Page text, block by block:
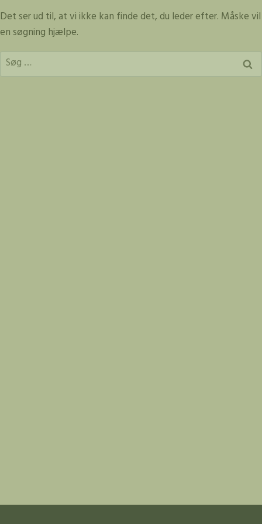
til
indhold
Det ser ud til, at vi ikke kan finde det, du leder efter. Måske vil
en søgning hjælpe.
Søg
efter: